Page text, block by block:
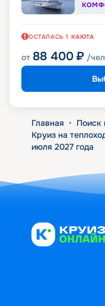
ОСТАЛАСЬ 1 КАЮТА
от 88 400 ₽ /чел
Главная • Поиск
Круиз на
июля 2027 года